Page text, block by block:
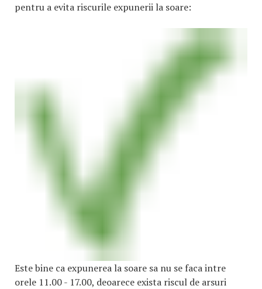
pentru a evita riscurile expunerii la soare:
Este bine ca expunerea la soare sa nu se faca intre
orele 11.00 - 17.00, deoarece exista riscul de arsuri